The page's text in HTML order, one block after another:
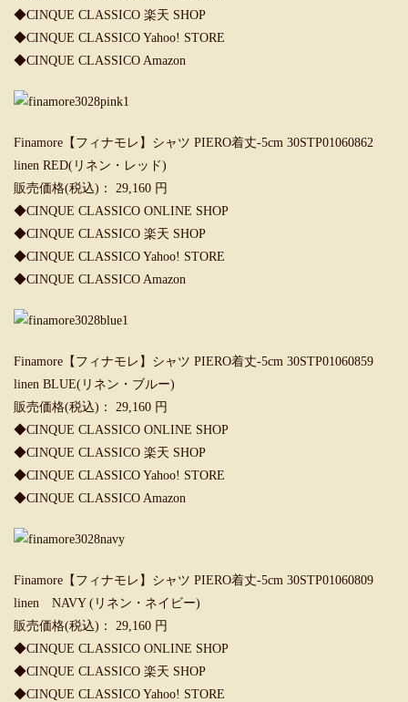
◆CINQUE CLASSICO 楽天 SHOP
◆CINQUE CLASSICO Yahoo! STORE
◆CINQUE CLASSICO Amazon
Finamore【フィナモレ】シャツ PIERO着丈-5cm 30STP01060862
linen RED(リネン・レッド)
販売価格(税込)： 29,160 円
◆CINQUE CLASSICO ONLINE SHOP
◆CINQUE CLASSICO 楽天 SHOP
◆CINQUE CLASSICO Yahoo! STORE
◆CINQUE CLASSICO Amazon
Finamore【フィナモレ】シャツ PIERO着丈-5cm 30STP01060859
linen BLUE(リネン・ブルー)
販売価格(税込)： 29,160 円
◆CINQUE CLASSICO ONLINE SHOP
◆CINQUE CLASSICO 楽天 SHOP
◆CINQUE CLASSICO Yahoo! STORE
◆CINQUE CLASSICO Amazon
Finamore【フィナモレ】シャツ PIERO着丈-5cm 30STP01060809
linen NAVY (リネン・ネイビー)
販売価格(税込)： 29,160 円
◆CINQUE CLASSICO ONLINE SHOP
◆CINQUE CLASSICO 楽天 SHOP
◆CINQUE CLASSICO Yahoo! STORE